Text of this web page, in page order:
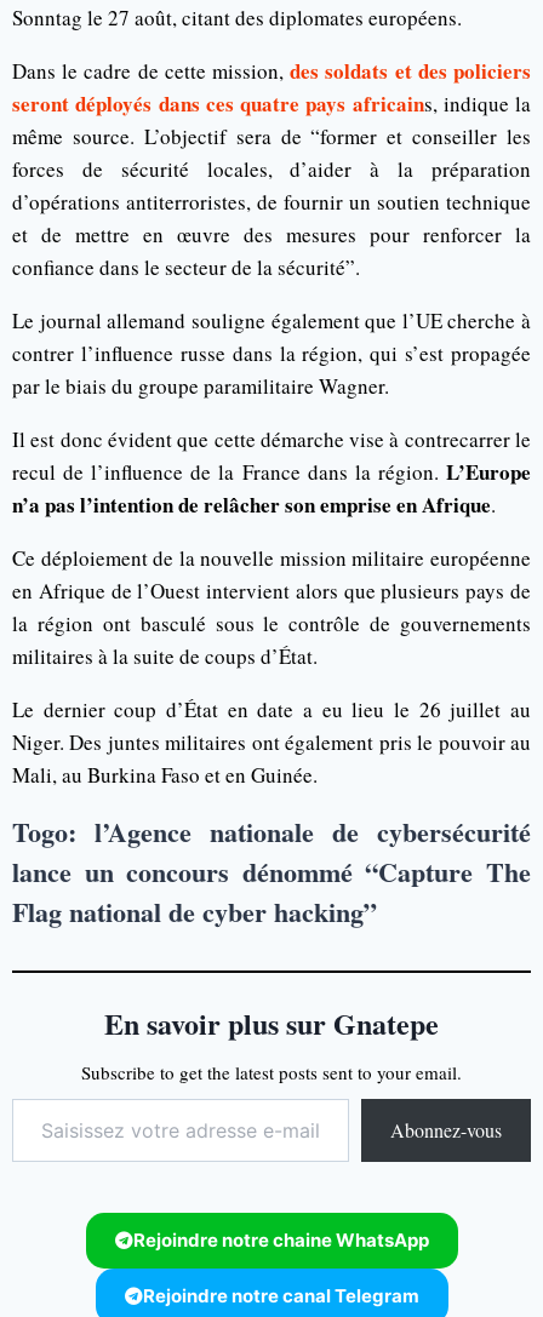
Sonntag le 27 août, citant des diplomates européens.
Dans le cadre de cette mission,des soldats et des policiers
seront déployés dans ces quatre pays africains, indique la
même source. L’objectif sera de “former et conseiller les
forces de sécurité locales, d’aider à la préparation
d’opérations antiterroristes, de fournir un soutien technique
et de mettre en œuvre des mesures pour renforcer la
confiance dans le secteur de la sécurité”.
Le journal allemand souligne également que l’UE cherche à
contrer l’influence russe dans la région, qui s’est propagée
par le biais du groupe paramilitaire Wagner.
Il est donc évident que cette démarche vise à contrecarrer le
recul de l’influence de la France dans la région. L’Europe
n’a pas l’intention de relâcher son emprise en Afrique.
Ce déploiement de la nouvelle mission militaire européenne
en Afrique de l’Ouest intervient alors que plusieurs pays de
la région ont basculé sous le contrôle de gouvernements
militaires à la suite de coups d’État.
Le dernier coup d’État en date a eu lieu le 26 juillet au
Niger. Des juntes militaires ont également pris le pouvoir au
Mali, au Burkina Faso et en Guinée.
Togo: l’Agence nationale de cybersécurité
lance un concours dénommé “Capture The
Flag national de cyber hacking”
En savoir plus sur Gnatepe
Subscribe to get the latest posts sent to your email.
Abonnez-vous
Rejoindre notre chaine WhatsApp
Rejoindre notre canal Telegram